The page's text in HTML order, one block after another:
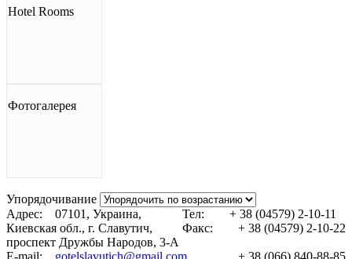
Hotel Rooms
Фотогалерея
Упорядочивание
Тел: + 38 (04579) 2-10-11
Факс: + 38 (04579) 2-10-22
Адрес: 07101, Украина,
Киевская обл., г. Славутич,
проспект Дружбы Народов, 3-A
+ 38 (066) 840-88-85
E-mail: gotelslavutich@gmail.com